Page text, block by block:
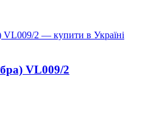
VL009/2